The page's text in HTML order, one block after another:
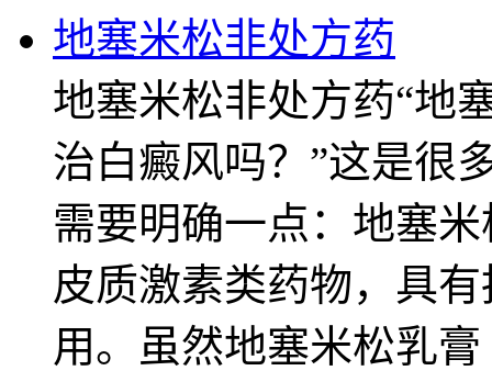
地塞米松非处方药
地塞米松非处方药“地
治白癜风吗？”这是很
需要明确一点：地塞
皮质激素类药物，具
用。虽然地塞米松乳